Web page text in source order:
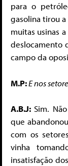
para o
gasolina tirou
muitas usinas
deslocamento
campo da
M.P:E nos
A.B.J: Sim.
que
com os
vinha
insatisfação